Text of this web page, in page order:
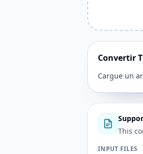
Convertir
Cargue un
This
INPUT FILES